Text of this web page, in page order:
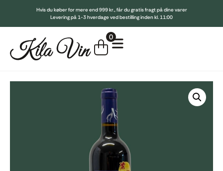
Hvis du køber for mere end 999 kr., får du gratis fragt på dine varer
Levering på 1-3 hverdage ved bestilling inden kl. 11:00
0
Indkøbskurv
Køb for999,00 kr.mere for gratis fragt
Din kurv er tom.